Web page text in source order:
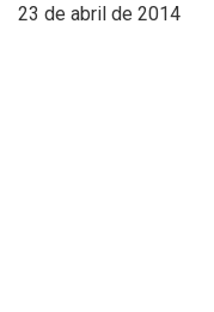
23 de abril de 2014